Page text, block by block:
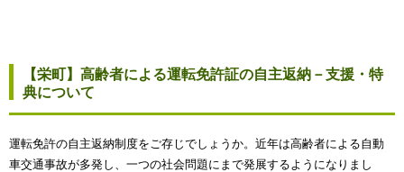
【栄町】高齢者による運転免許証の自主返納－支援・特
典について
運転免許の自主返納制度をご存じでしょうか。近年は高齢者による自動
車交通事故が多発し、一つの社会問題にまで発展するようになりまし